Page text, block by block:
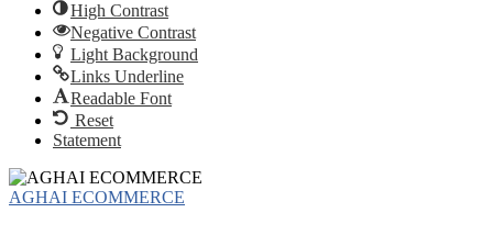
High Contrast
Negative Contrast
Light Background
Links Underline
Readable Font
Reset
Statement
AGHAI ECOMMERCE